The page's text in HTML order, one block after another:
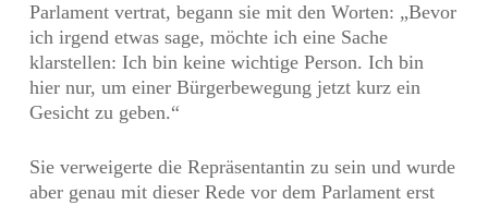
Parlament vertrat, begann sie mit den Worten: „Bevor
ich irgend etwas sage, möchte ich eine Sache
klarstellen: Ich bin keine wichtige Person. Ich bin
hier nur, um einer Bürgerbewegung jetzt kurz ein
Gesicht zu geben.“
Sie verweigerte die Repräsentantin zu sein und wurde
aber genau mit dieser Rede vor dem Parlament erst